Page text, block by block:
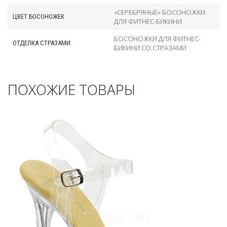
ЦВЕТ БОСОНОЖЕК
«СЕРЕБРЯНЫЕ» БОСОНОЖКИ
ДЛЯ ФИТНЕС-БИКИНИ
ОТДЕЛКА СТРАЗАМИ
БОСОНОЖКИ ДЛЯ ФИТНЕС-
БИКИНИ СО СТРАЗАМИ
ПОХОЖИЕ ТОВАРЫ